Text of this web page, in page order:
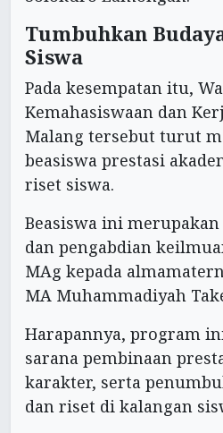
Tumbuhkan
Siswa
Pada kesempatan itu,
Kemahasiswaan dan
Malang tersebut turut
beasiswa prestasi
riset siswa.
Beasiswa ini
dan pengabdian
MAg kepada
MA Muhammadiyah
Harapannya, program
sarana pembinaan
karakter, serta
dan riset di kalangan